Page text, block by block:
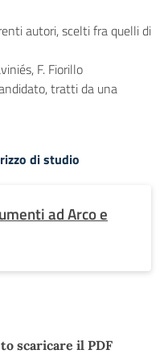
autori, scelti fra quelli di
F. Fiorillo
tratti da una
di studio
ad Arco e
scaricare il PDF